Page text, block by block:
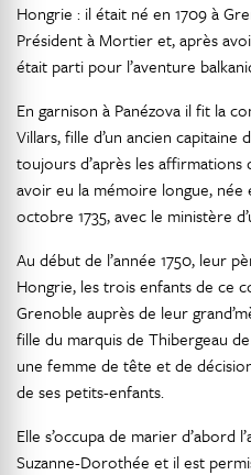
Hongrie : il était né en 1709 à
Président à Mortier et, après
était parti pour l’aventure
En garnison à Panézova il fit la
Villars, fille d’un ancien
toujours d’après les
avoir eu la mémoire longue, née
octobre 1735, avec le ministère
Au début de l’année 1750, leur
Hongrie, les trois enfants de ce
Grenoble auprès de leur
fille du marquis de Thibergeau
une femme de tête et de
de ses petits-enfants.
Elle s’occupa de marier d’abord
Suzanne-Dorothée et il est